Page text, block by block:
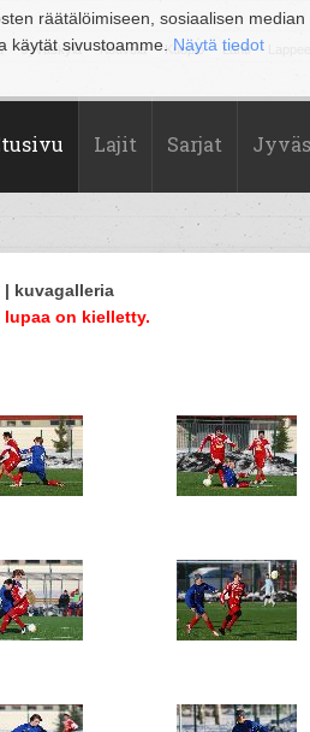
räätälöimiseen, sosiaalisen
käytät sivustoamme. Näytä tiedot
Jyväskylä Kouvola Kuopio Lahti
Lajit Sarjat
| kuvagalleria
on kielletty.